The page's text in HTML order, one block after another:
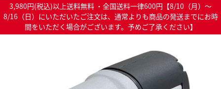
3,980円(税込)以上送料無料 ・全国送料一律600円【8/10（月）～
8/16（日）にいただいたご注文は、通常よりも商品の発送までにお時
間をいただく場合がございます。予めご了承ください】